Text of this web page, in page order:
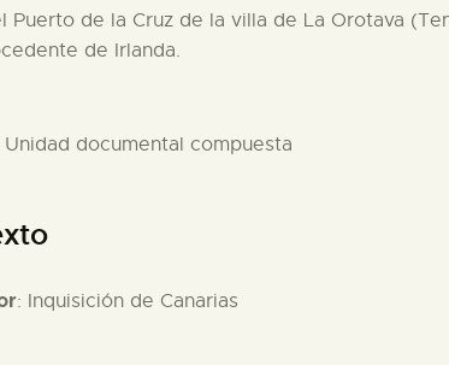
Puerto de la Cruz de la villa de La Orotava
de Irlanda.
Unidad documental compuesta
: Inquisición de Canarias